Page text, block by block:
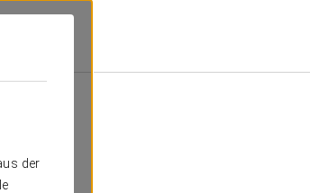
der